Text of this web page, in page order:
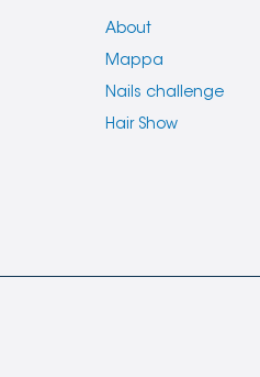
About
Mappa
Nails challenge
Hair Show